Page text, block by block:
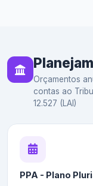
Orçamentos
contas ao
12.527 (LAI)
PPA - Plano